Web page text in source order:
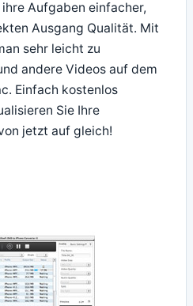
Aufgaben einfacher,
Ausgang Qualität. Mit
sehr leicht zu
andere Videos auf dem
Einfach kostenlos
Sie Ihre
jetzt auf gleich!